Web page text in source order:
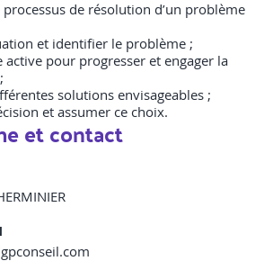
de résolution d’un problème
et identifier le problème ;
active pour progresser et engager la
solutions envisageables ;
et assumer ce choix.
et contact